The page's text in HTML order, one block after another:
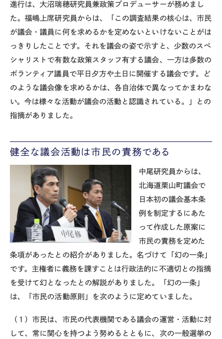
進行は、大沼瑞穂研究員兼政策プロデューサーが務めまし
た。福嶋上席研究員からは、「この調査結果の核心は、市民
が議会・議員に何を求めるかを定めないといけないことがは
っきりしたことです。それを議会の姿で示すと、少数のスペ
シャリストで有数な政策スタッフ有する議会、一方は多数の
ボランティア議員で平日夕方や土日に開催する議会です。ど
のような議会像を求めるかは、各自治体で異なってかまわな
い。今は様々な活動が議会の活動と認識されている。」との
指摘がありました。
健全な議会活動は市民の責務である
中尾研究員からは、
北海道栗山町議会で
日本初の議会基本条
例を制定するにあた
って作成した原案に
市民の責務を定めた
条項があったとの紹介がありました。名づけて「幻の一条」
です。主権者に義務を課すことは行政法的に不適切との指摘
を受けて幻となったとの解説がありました。「幻の一条」
は、「市民の活動原則」を次のように定めていました。
（１）市民は、市民の代表機関である議会の運営・活動に対
して、常に関心を持つよう努めるとともに、次の一般選挙の